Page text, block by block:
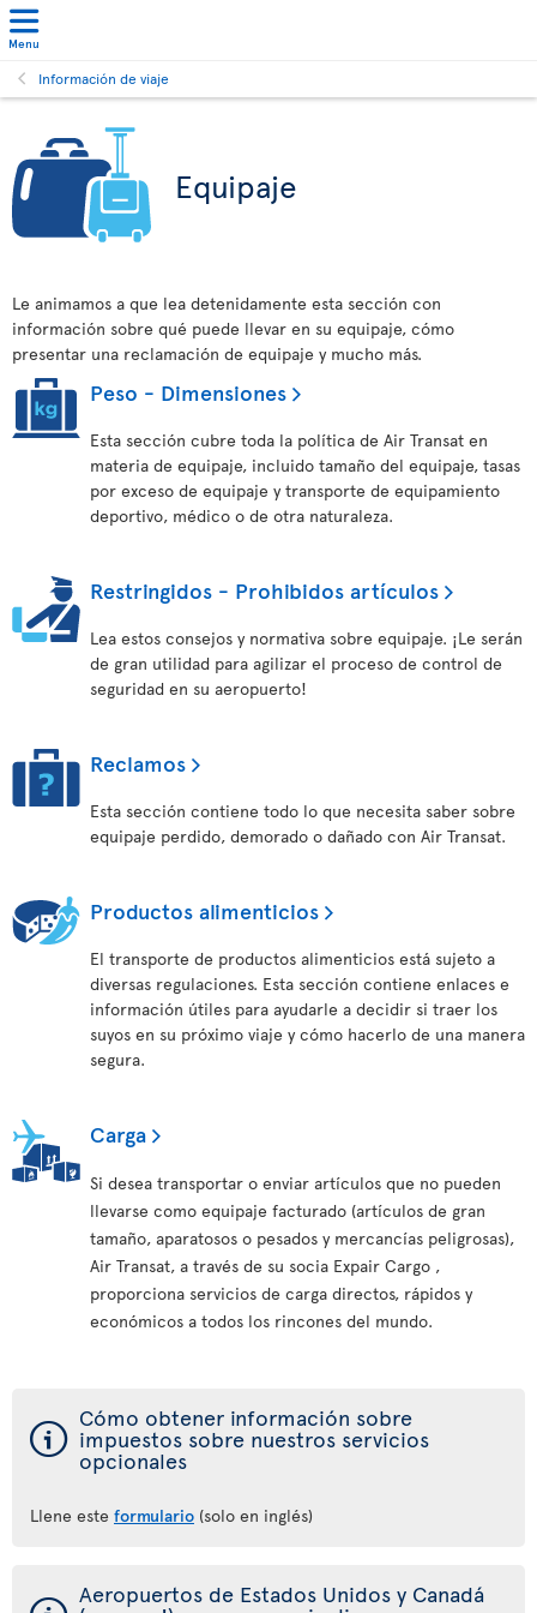
Menu
Información de viaje
Equipaje
Le animamos a que lea detenidamente esta sección con
información sobre qué puede llevar en su equipaje, cómo
presentar una reclamación de equipaje y mucho más.
Peso - Dimensiones
Esta sección cubre toda la política de Air Transat en
materia de equipaje, incluido tamaño del equipaje, tasas
por exceso de equipaje y transporte de equipamiento
deportivo, médico o de otra naturaleza.
Restringidos - Prohibidos artículos
Lea estos consejos y normativa sobre equipaje. ¡Le serán
de gran utilidad para agilizar el proceso de control de
seguridad en su aeropuerto!
Reclamos
Esta sección contiene todo lo que necesita saber sobre
equipaje perdido, demorado o dañado con Air Transat.
Productos alimenticios
El transporte de productos alimenticios está sujeto a
diversas regulaciones. Esta sección contiene enlaces e
información útiles para ayudarle a decidir si traer los
suyos en su próximo viaje y cómo hacerlo de una manera
segura.
Carga
Si desea transportar o enviar artículos que no pueden
llevarse como equipaje facturado (artículos de gran
tamaño, aparatosos o pesados y mercancías peligrosas),
Air Transat, a través de su socia Expair Cargo ,
proporciona servicios de carga directos, rápidos y
económicos a todos los rincones del mundo.
ý Cómo obtener información sobre
impuestos sobre nuestros servicios
opcionales
Llene este formulario (solo en inglés)
Aeropuertos de Estados Unidos y Canadá